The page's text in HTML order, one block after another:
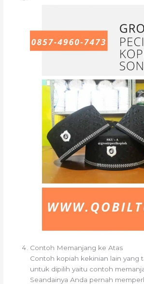
Contoh Memanjang ke Atas
Contoh kopiah kekinian lain yang
untuk dipilih yaitu contoh
Seandainya Anda pernah